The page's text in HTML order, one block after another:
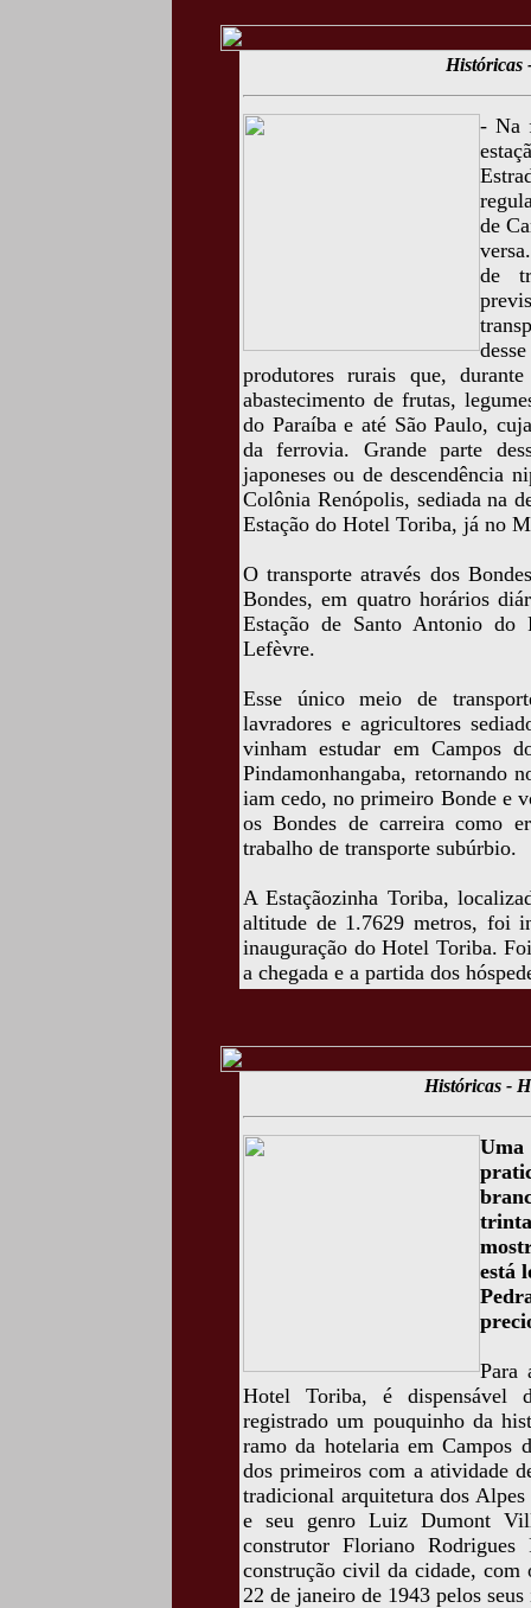
Históricas
- Na
de
de
produtores rurais que,
abastecimento de frutas,
do Paraíba e até São Paulo,
da ferrovia. Grande parte
japoneses ou de descendência
Colônia Renópolis, sediada na
Estação do Hotel Toriba, já no
O transporte através dos
Bondes, em quatro horários
Estação de Santo Antonio do
Lefèvre.
Esse único meio de
lavradores e agricultores
vinham estudar em Campos
Pindamonhangaba, retornando
iam cedo, no primeiro Bonde e
os Bondes de carreira como
trabalho de transporte subúrbio.
A Estaçãozinha Toriba,
altitude de 1.7629 metros, foi
inauguração do Hotel Toriba.
a chegada e a partida dos
Históricas -
está
Para
Hotel Toriba, é dispensável
registrado um pouquinho da
ramo da hotelaria em Campos
dos primeiros com a atividade
tradicional arquitetura dos
e seu genro Luiz Dumont
construtor Floriano
construção civil da cidade, com
22 de janeiro de 1943 pelos